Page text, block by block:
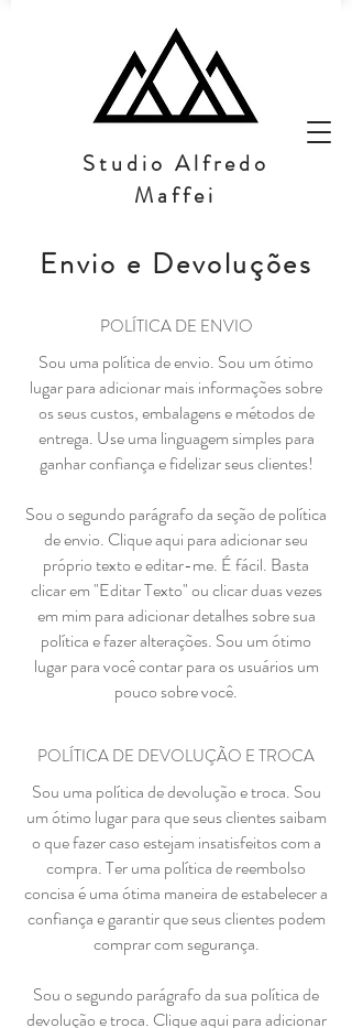
Studio Alfredo
Maffei
Envio e Devoluções
POLÍTICA DE ENVIO
Sou uma política de envio. Sou um ótimo
lugar para adicionar mais informações sobre
os seus custos, embalagens e métodos de
entrega. Use uma linguagem simples para
ganhar confiança e fidelizar seus clientes!
Sou o segundo parágrafo da seção de política
de envio. Clique aqui para adicionar seu
próprio texto e editar-me. É fácil. Basta
clicar em "Editar Texto" ou clicar duas vezes
em mim para adicionar detalhes sobre sua
política e fazer alterações. Sou um ótimo
lugar para você contar para os usuários um
pouco sobre você.
POLÍTICA DE DEVOLUÇÃO E TROCA
Sou uma política de devolução e troca. Sou
um ótimo lugar para que seus clientes saibam
o que fazer caso estejam insatisfeitos com a
compra. Ter uma política de reembolso
concisa é uma ótima maneira de estabelecer a
confiança e garantir que seus clientes podem
comprar com segurança.
Sou o segundo parágrafo da sua política de
devolução e troca. Clique aqui para adicionar